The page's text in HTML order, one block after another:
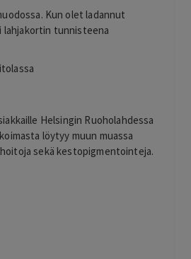
Kun olet ladannut
lahjakortin tunnisteena
Helsingin Ruoholahdessa
löytyy muun muassa
sekä kestopigmentointeja.